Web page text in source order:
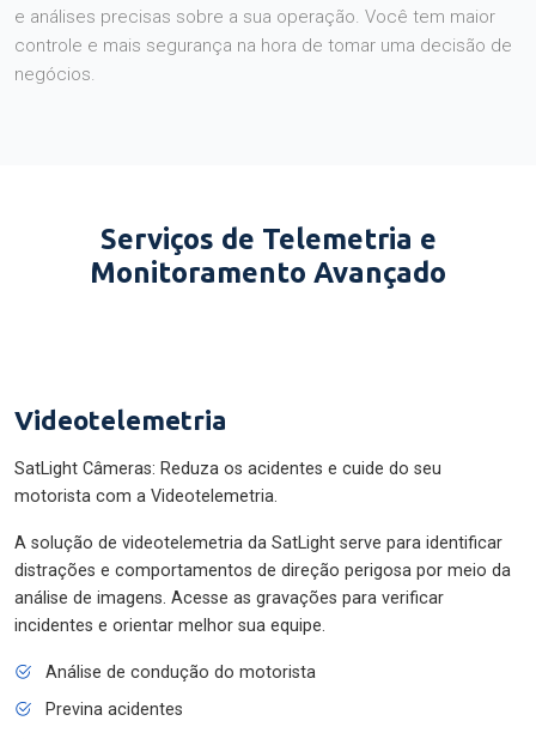
e análises precisas sobre a sua operação. Você tem maior
controle e mais segurança na hora de tomar uma decisão de
negócios.
Serviços de Telemetria e
Monitoramento Avançado
Videotelemetria
SatLight Câmeras: Reduza os acidentes e cuide do seu
motorista com a Videotelemetria.
A solução de videotelemetria da SatLight serve para identificar
distrações e comportamentos de direção perigosa por meio da
análise de imagens. Acesse as gravações para verificar
incidentes e orientar melhor sua equipe.
Análise de condução do motorista
Previna acidentes